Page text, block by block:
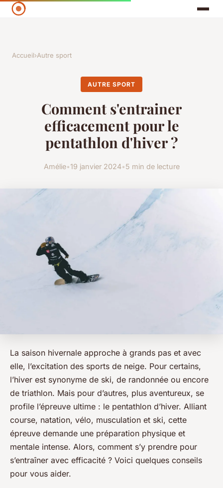
Accueil›Autre sport
AUTRE SPORT
Comment s'entrainer
efficacement pour le
pentathlon d'hiver ?
Amélie•19 janvier 2024•5 min de lecture
La saison hivernale approche à grands pas et avec
elle, l’excitation des sports de neige. Pour certains,
l’hiver est synonyme de ski, de randonnée ou encore
de triathlon. Mais pour d’autres, plus aventureux, se
profile l’épreuve ultime : le pentathlon d’hiver. Alliant
course, natation, vélo, musculation et ski, cette
épreuve demande une préparation physique et
mentale intense. Alors, comment s’y prendre pour
s’entraîner avec efficacité ? Voici quelques conseils
pour vous aider.